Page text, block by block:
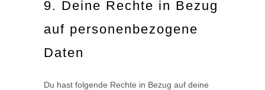
9. Deine Rechte in Bezug
auf personenbezogene
Daten
Du hast folgende Rechte in Bezug auf deine